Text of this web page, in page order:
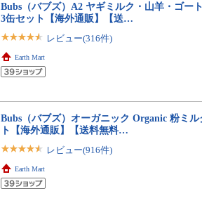
Bubs（バブズ）A2 ヤギミルク・山羊・ゴー
3缶セット【海外通販】【送…
レビュー(316件)
Earth Mart
Bubs（バブズ）オーガニック Organic 粉ミ
ト【海外通販】【送料無料…
レビュー(916件)
Earth Mart